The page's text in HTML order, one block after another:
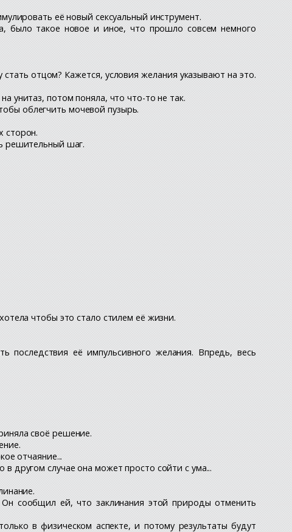
её новый сексуальный инструмент.
было такое новое и иное, что прошло совсем немного
отцом? Кажется, условия желания указывают на это.
унитаз, потом поняла, что что-то не так.
облегчить мочевой пузырь.
сторон.
решительный шаг.
чтобы это стало стилем её жизни.
её импульсивного желания. Впредь, весь
своё решение.
отчаяние...
другом случае она может просто сойти с ума...
сообщил ей, что заклинания этой природы отменить
в физическом аспекте, и потому результаты будут